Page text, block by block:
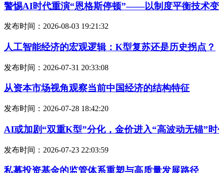
警惕AI时代重演“恩格斯停顿”——以制度平衡技术
发布时间：2026-08-03 19:21:32
人工智能经济的宏观逻辑：K型复苏还是历史拐点？
发布时间：2026-07-31 20:33:08
从资本市场视角观察当前中国经济的结构特征
发布时间：2026-07-28 18:42:20
AI或加剧“双重K型”分化，金价进入“高波动无锚”
发布时间：2026-07-23 22:03:59
私募投资基金的监管体系重塑与高质量发展路径